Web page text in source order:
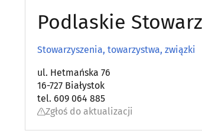
Podlaskie
Stowarzyszenia, towarzystwa, związki
ul. Hetmańska 76
16-727 Białystok
tel. 609 064 885
Zgłoś do aktualizacji